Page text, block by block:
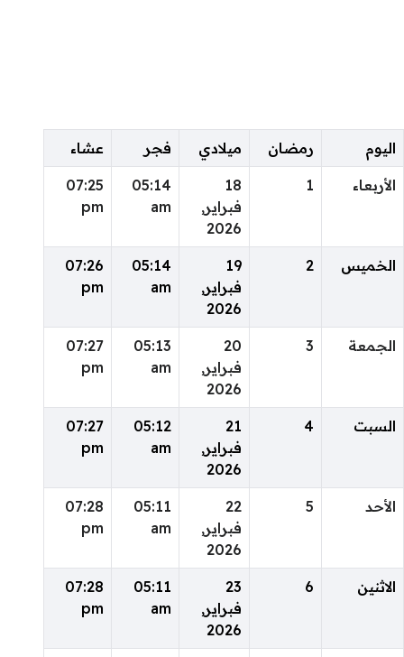
اليوم رمضان ميلادي فجر عشاء
الأربعاء 1
18
فبراير,
2026
05:14
am
07:25
pm
الخميس 2
19
فبراير,
2026
05:14
am
07:26
pm
الجمعة 3
20
فبراير,
2026
05:13
am
07:27
pm
السبت 4
21
فبراير,
2026
05:12
am
07:27
pm
الأحد 5
22
فبراير,
2026
05:11
am
07:28
pm
الاثنين 6
23
فبراير,
2026
05:11
am
07:28
pm